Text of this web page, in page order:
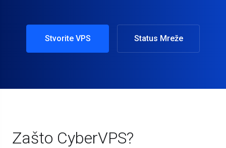
Stvorite VPS Status Mreže
Zašto CyberVPS?